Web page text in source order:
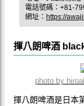
電話號碼：+81-
網址： https://
揮八朗啤酒
photo by
揮八朗啤酒是日本